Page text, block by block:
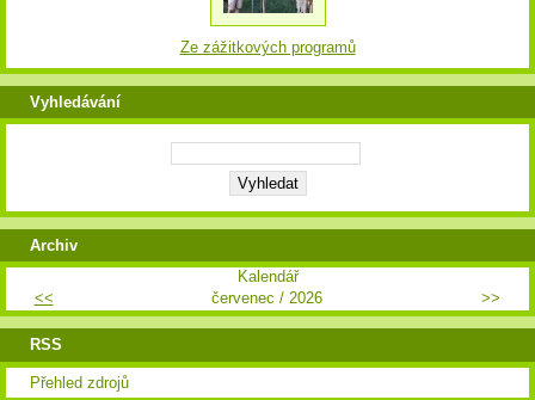
Ze zážitkových programů
Vyhledávání
Archiv
Kalendář
<<
červenec / 2026 >>
RSS
Přehled zdrojů